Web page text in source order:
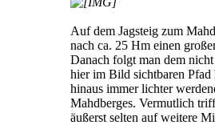
Auf dem Jagsteig zum
nach ca. 25 Hm einen
Danach folgt man dem
hier im Bild sichtbaren Pfad
hinaus immer lichter
Mahdberges. Vermutlich
äußerst selten auf weitere